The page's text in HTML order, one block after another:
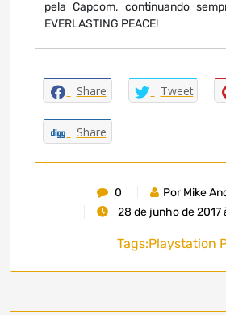
pela Capcom, continuando
EVERLASTING PEACE!
Share Tweet
Share
0
Por Mike
28 de junho de 2017
Tags:Playstation